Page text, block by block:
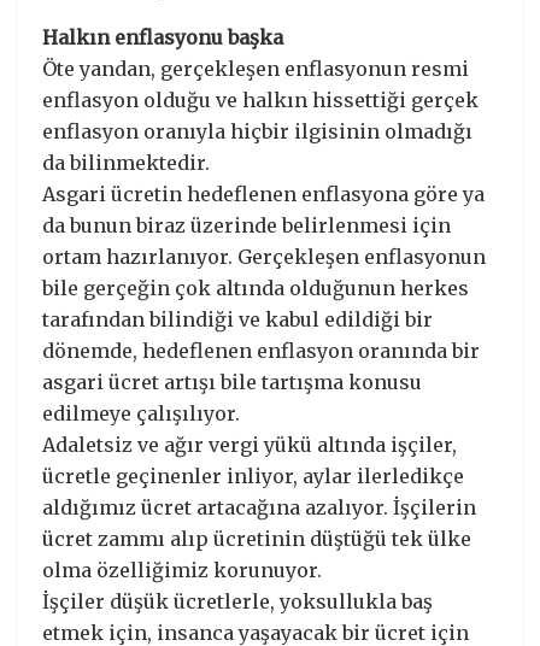
Halkın enflasyonu başka
Öte yandan, gerçekleşen enflasyonun resmi
enflasyon olduğu ve halkın hissettiği gerçek
enflasyon oranıyla hiçbir ilgisinin olmadığı
da bilinmektedir.
Asgari ücretin hedeflenen enflasyona göre ya
da bunun biraz üzerinde belirlenmesi için
ortam hazırlanıyor. Gerçekleşen enflasyonun
bile gerçeğin çok altında olduğunun herkes
tarafından bilindiği ve kabul edildiği bir
dönemde, hedeflenen enflasyon oranında bir
asgari ücret artışı bile tartışma konusu
edilmeye çalışılıyor.
Adaletsiz ve ağır vergi yükü altında işçiler,
ücretle geçinenler inliyor, aylar ilerledikçe
aldığımız ücret artacağına azalıyor. İşçilerin
ücret zammı alıp ücretinin düştüğü tek ülke
olma özelliğimiz korunuyor.
İşçiler düşük ücretlerle, yoksullukla baş
etmek için, insanca yaşayacak bir ücret için